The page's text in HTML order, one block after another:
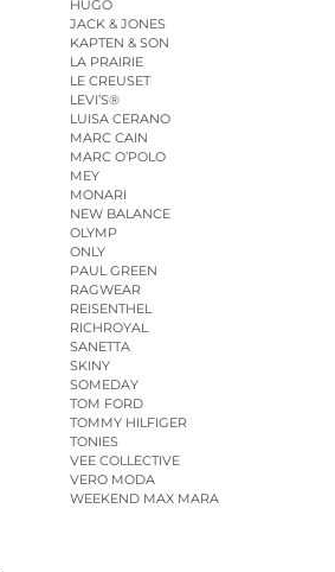
HUGO
JACK & JONES
KAPTEN & SON
LA PRAIRIE
LE CREUSET
LEVI’S®
LUISA CERANO
MARC CAIN
MARC O’POLO
MEY
MONARI
NEW BALANCE
OLYMP
ONLY
PAUL GREEN
RAGWEAR
REISENTHEL
RICHROYAL
SANETTA
SKINY
SOMEDAY
TOM FORD
TOMMY HILFIGER
TONIES
VEE COLLECTIVE
VERO MODA
WEEKEND MAX MARA